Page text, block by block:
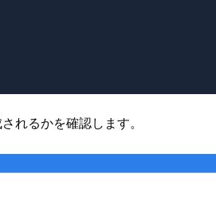
れるかを確認します。